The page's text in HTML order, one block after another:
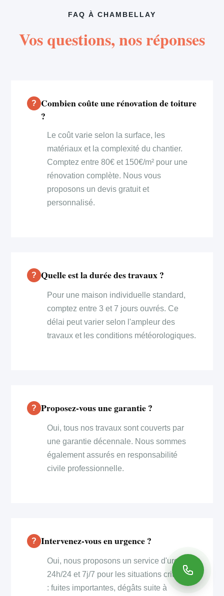
FAQ À CHAMBELLAY
Vos questions, nos réponses
Combien coûte une rénovation de toiture
?
Le coût varie selon la surface, les
matériaux et la complexité du chantier.
Comptez entre 80€ et 150€/m² pour une
rénovation complète. Nous vous
proposons un devis gratuit et
personnalisé.
Quelle est la durée des travaux ?
Pour une maison individuelle standard,
comptez entre 3 et 7 jours ouvrés. Ce
délai peut varier selon l'ampleur des
travaux et les conditions météorologiques.
Proposez-vous une garantie ?
Oui, tous nos travaux sont couverts par
une garantie décennale. Nous sommes
également assurés en responsabilité
civile professionnelle.
Intervenez-vous en urgence ?
Oui, nous proposons un service d'urgence
24h/24 et 7j/7 pour les situations critiques
: fuites importantes, dégâts suite à